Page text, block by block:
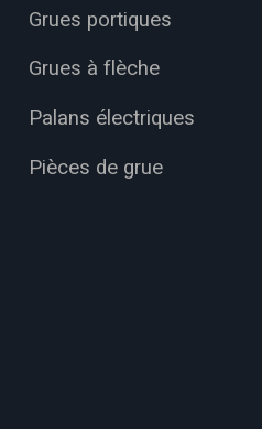
Grues portiques
Grues à flèche
Palans électriques
Pièces de grue